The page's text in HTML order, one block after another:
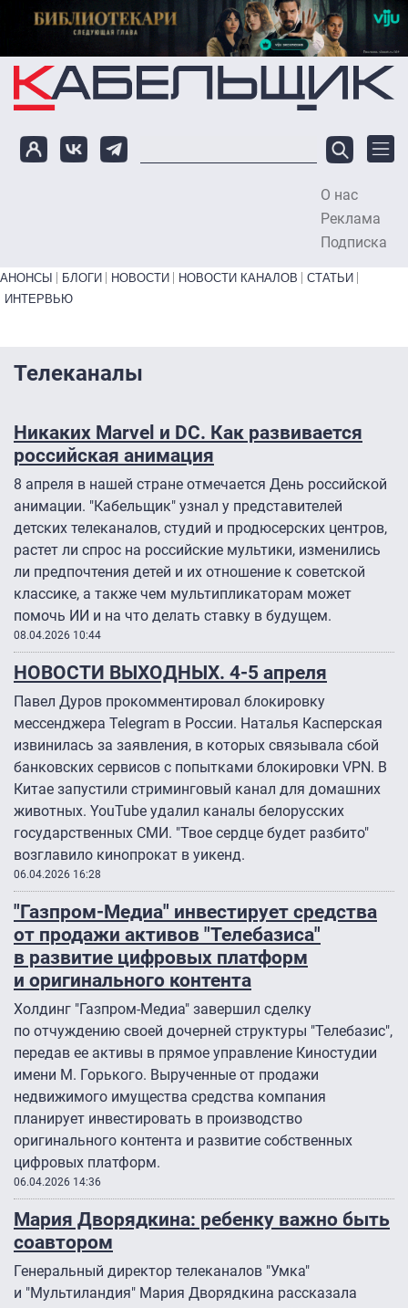
Перейти к основному содержанию
О нас
Реклама
Подписка
Primary links bottom
АНОНСЫ БЛОГИ НОВОСТИ НОВОСТИ КАНАЛОВ
СТАТЬИ
ИНТЕРВЬЮ
Телеканалы
Никаких Marvel и DC. Как развивается
российская анимация
8 апреля в нашей стране отмечается День российской
анимации. "Кабельщик" узнал у представителей
детских телеканалов, студий и продюсерских центров,
растет ли спрос на российские мультики, изменились
ли предпочтения детей и их отношение к советской
классике, а также чем мультипликаторам может
помочь ИИ и на что делать ставку в будущем.
08.04.2026 10:44
НОВОСТИ ВЫХОДНЫХ. 4-5 апреля
Павел Дуров прокомментировал блокировку
мессенджера Telegram в России. Наталья Касперская
извинилась за заявления, в которых связывала сбой
банковских сервисов с попытками блокировки VPN. В
Китае запустили стриминговый канал для домашних
животных. YouTube удалил каналы белорусских
государственных СМИ. "Твое сердце будет разбито"
возглавило кинопрокат в уикенд.
06.04.2026 16:28
"Газпром-Медиа" инвестирует средства
от продажи активов "Телебазиса"
в развитие цифровых платформ
и оригинального контента
Холдинг "Газпром-Медиа" завершил сделку
по отчуждению своей дочерней структуры "Телебазис",
передав ее активы в прямое управление Киностудии
имени М. Горького. Вырученные от продажи
недвижимого имущества средства компания
планирует инвестировать в производство
оригинального контента и развитие собственных
цифровых платформ.
06.04.2026 14:36
Мария Дворядкина: ребенку важно быть
соавтором
Генеральный директор телеканалов "Умка"
и "Мультиландия" Мария Дворядкина рассказала